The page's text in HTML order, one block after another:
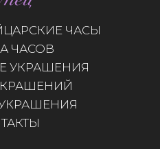
ЧАСЫ
ЧАСОВ
УКРАШЕНИЯ